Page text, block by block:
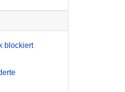
blockiert